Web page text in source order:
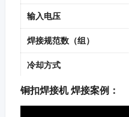
输入电压
焊接规范数（组）
冷却方式
尺寸（L*W*H）（mm）
铜扣焊接机 焊接案例：